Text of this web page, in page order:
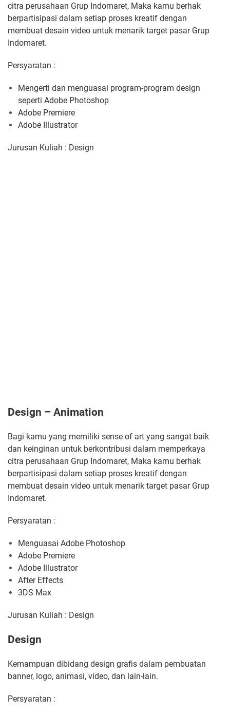
citra perusahaan Grup Indomaret, Maka kamu berhak
berpartisipasi dalam setiap proses kreatif dengan
membuat desain video untuk menarik target pasar Grup
Indomaret.
Persyaratan :
Mengerti dan menguasai program-program design
seperti Adobe Photoshop
Adobe Premiere
Adobe Illustrator
Jurusan Kuliah : Design
Design – Animation
Bagi kamu yang memiliki sense of art yang sangat baik
dan keinginan untuk berkontribusi dalam memperkaya
citra perusahaan Grup Indomaret, Maka kamu berhak
berpartisipasi dalam setiap proses kreatif dengan
membuat desain video untuk menarik target pasar Grup
Indomaret.
Persyaratan :
Menguasai Adobe Photoshop
Adobe Premiere
Adobe Illustrator
After Effects
3DS Max
Jurusan Kuliah : Design
Design
Kemampuan dibidang design grafis dalam pembuatan
banner, logo, animasi, video, dan lain-lain.
Persyaratan :